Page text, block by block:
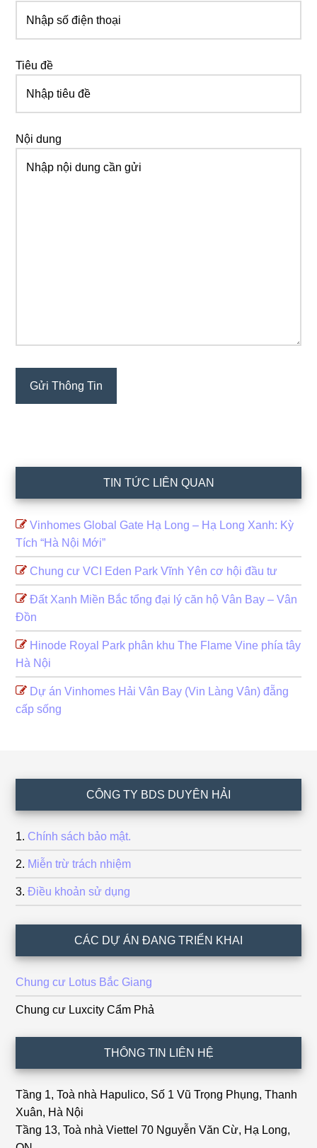
Tiêu đề
Nội dung
TIN TỨC LIÊN QUAN
Vinhomes Global Gate Hạ Long – Hạ Long Xanh: Kỳ
Tích “Hà Nội Mới”
Chung cư VCI Eden Park Vĩnh Yên cơ hội đầu tư
Đất Xanh Miền Bắc tổng đại lý căn hộ Vân Bay – Vân
Đồn
Hinode Royal Park phân khu The Flame Vine phía tây
Hà Nội
Dự án Vinhomes Hải Vân Bay (Vin Làng Vân) đẵng
cấp sống
CÔNG TY BDS DUYÊN HẢI
Chính sách bảo mật.
Miễn trừ trách nhiệm
Điều khoản sử dụng
CÁC DỰ ÁN ĐANG TRIỂN KHAI
Chung cư Lotus Bắc Giang
Chung cư Luxcity Cẩm Phả
THÔNG TIN LIÊN HỆ
Tầng 1, Toà nhà Hapulico, Số 1 Vũ Trọng Phụng, Thanh
Xuân, Hà Nội
Tầng 13, Toà nhà Viettel 70 Nguyễn Văn Cừ, Hạ Long,